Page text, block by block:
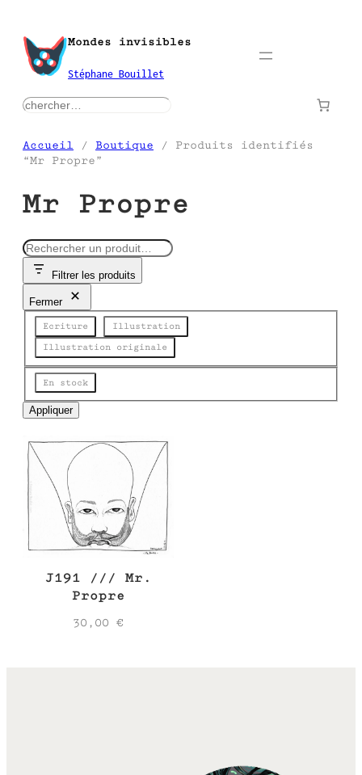
contenu
Mondes invisibles
Stéphane Bouillet
rechercher
Accueil / Boutique / Produits identifiés
“Mr Propre”
Mr Propre
R
e
e
e
Filtrer les produits
Fermer
Catégorie
Ecriture
Illustration
Illustration originale
Disponibilité
En stock
Appliquer
J191 /// Mr.
Propre
30,00€